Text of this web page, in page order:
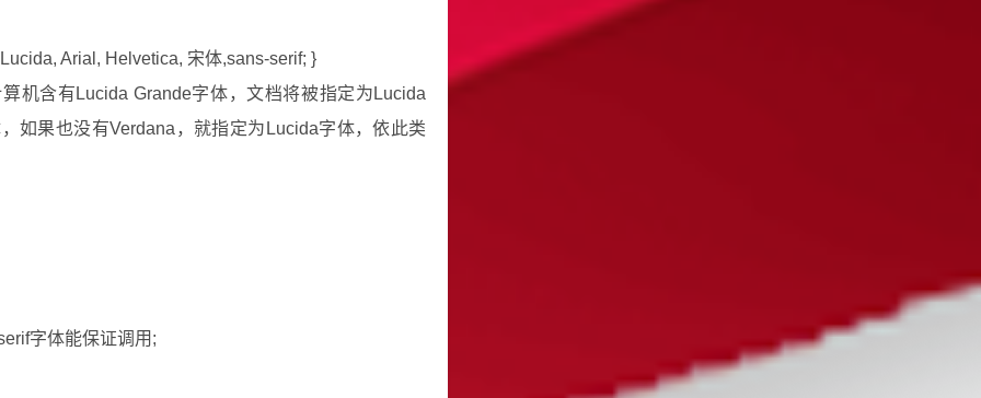
Arial, Helvetica, 宋体,sans-serif; }
含有Lucida Grande字体，文档将被指定为Lucida
如果也没有Verdana，就指定为Lucida字体，依此类
字体能保证调用;